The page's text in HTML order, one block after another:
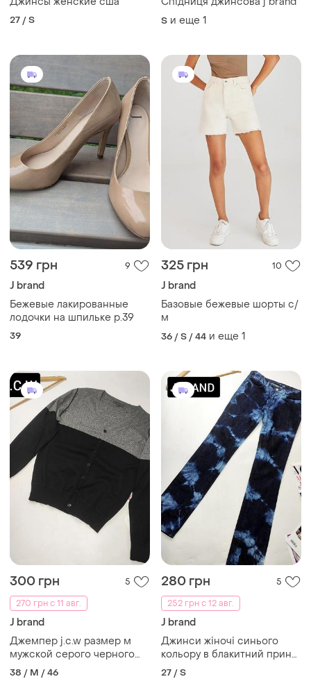
27 / S S и еще 1
539 грн 9
J brand
Бежевые лакированные
лодочки на шпильке р.39
39
325 грн 10
J brand
Базовые бежевые шорты с/
м
36 / S / 44 и еще 1
300 грн
5
270 грн с 11 авг.
J brand
Джемпер j.c.w размер м
мужской серого черного
цвета на пуговицах
38 / M / 46
280 грн
5
252 грн с 12 авг.
J brand
Джинси жіночі синього
кольору в блакитний принт
від бренду jbrand 27
27 / S